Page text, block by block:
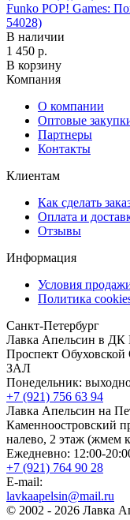
Funko POP! Games:
54028)
В наличии
1 450 р.
В корзину
Компания
О компании
Оптовые
Партнеры
Контакты
Клиентам
Как сделать
Оплата и
Отзывы
Информация
Условия
Политика
Санкт-Петербург
Лавка Апельсин в ДК
Проспект
ЗАЛ
Понедельник:
+7 (921) 756 63 94
Лавка Апельсин на
Каменноостровский
налево, 2 этаж (жмем
Ежедневно: 12:00-
+7 (921) 764 90 28
E-mail:
lavkaapelsin@mail.ru
© 2002 - 2026 Лавка